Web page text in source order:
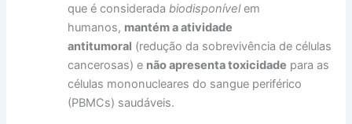
que é consideradabiodisponívelem
humanos, mantém a atividade
antitumoral (redução da sobrevivência de células
cancerosas) e não apresenta toxicidade para as
células mononucleares do sangue periférico
(PBMCs) saudáveis.